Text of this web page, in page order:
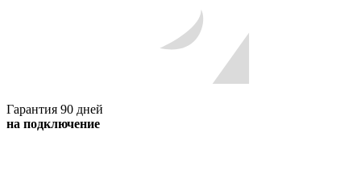
Гарантия 90 дней
на подключение